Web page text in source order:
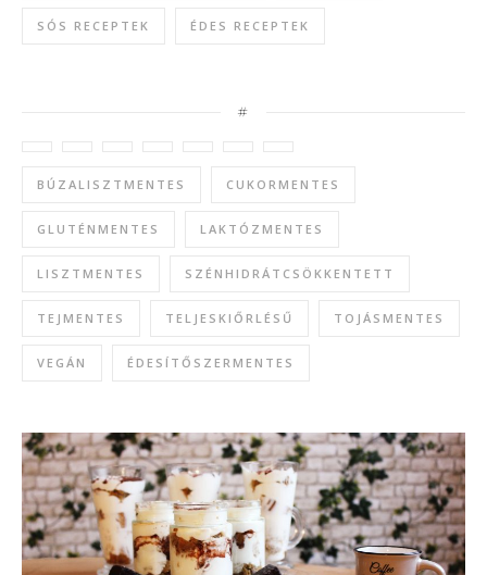
SÓS RECEPTEK ÉDES RECEPTEK
#
BÚZALISZTMENTES CUKORMENTES
GLUTÉNMENTES LAKTÓZMENTES
LISZTMENTES SZÉNHIDRÁTCSÖKKENTETT
TEJMENTES TELJESKIŐRLÉSŰ TOJÁSMENTES
VEGÁN ÉDESÍTŐSZERMENTES